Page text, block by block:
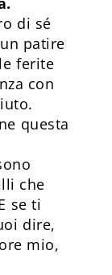
di sé
patire
ferite
con
questa
che
se ti
dire,
mio,